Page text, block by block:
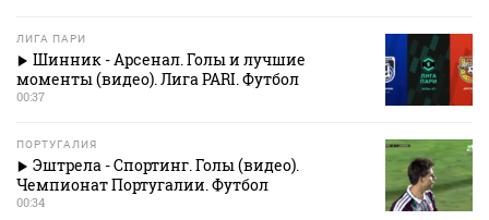
ЛИГА ПАРИ
Шинник - Арсенал. Голы и лучшие
моменты (видео). Лига PARI. Футбол
00:37
ПОРТУГАЛИЯ
Эштрела - Спортинг. Голы (видео).
Чемпионат Португалии. Футбол
00:34